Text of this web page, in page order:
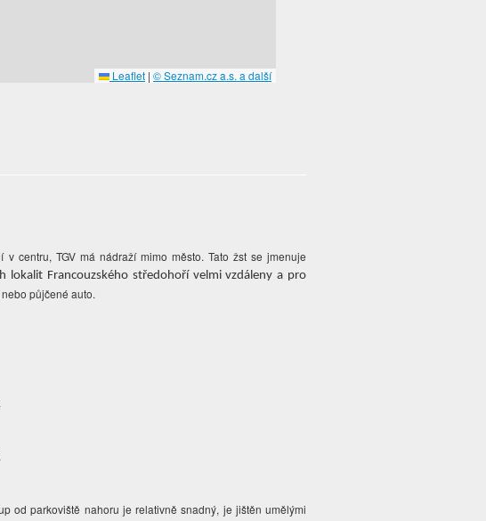
Leaflet | © Seznam.cz a.s. a další
centru, TGV má nádraží mimo město. Tato žst se jmenuje
lokalit Francouzského středohoří velmi vzdáleny a pro
půjčené auto.
od parkoviště nahoru je relativně snadný, je jištěn umělými